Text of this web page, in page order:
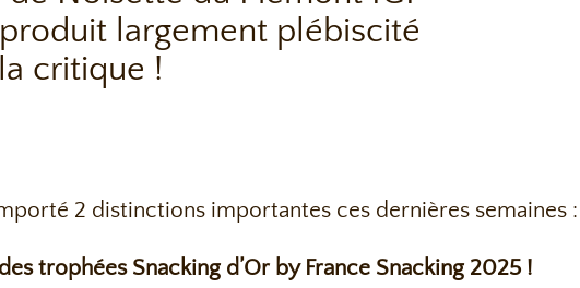
largement plébiscité
critique !
2 distinctions importantes ces dernières semaines :
trophées Snacking d’Or by France Snacking 2025 !